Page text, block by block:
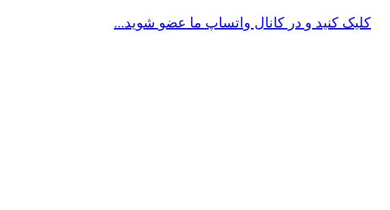
کلیک کنید و در کانال واتساپ ما عضو شوید...